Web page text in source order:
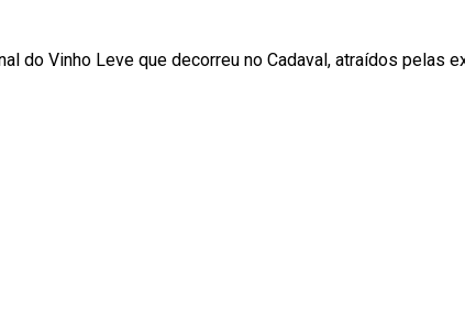
do Vinho Leve que decorreu no Cadaval, atraídos